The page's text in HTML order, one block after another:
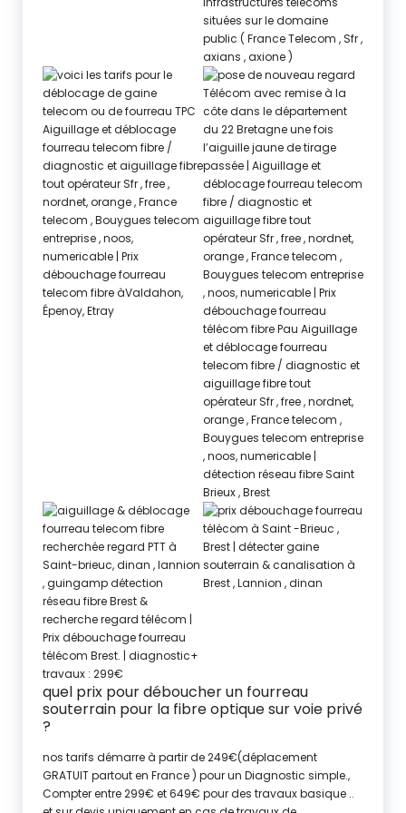
quel prix pour déboucher un fourreau
souterrain pour la fibre optique sur voie privé
?
nos tarifs démarre à partir de 249€(déplacement
GRATUIT partout en France ) pour un Diagnostic simple.,
Compter entre 299€ et 649€ pour des travaux basique ..